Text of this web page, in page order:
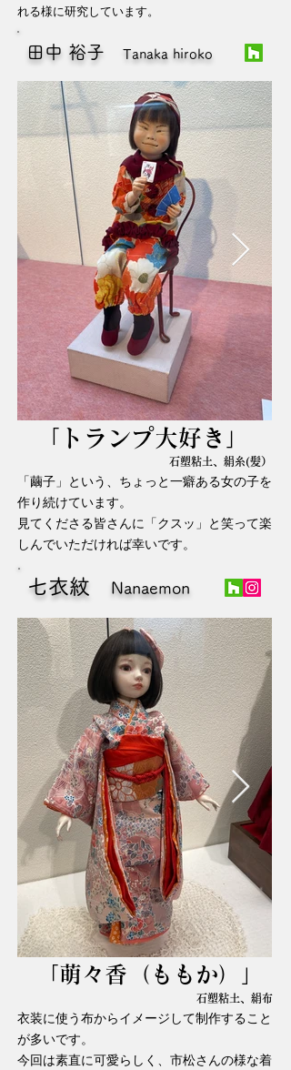
れる様に研究しています。
田中 裕子 Tanaka hiroko
「トランプ大好き」
石塑粘土、絹糸(髪）
「繭子」という、ちょっと一癖ある女の子を
作り続けています。
見てくださる皆さんに「クスッ」と笑って楽
しんでいただければ幸いです。
七衣紋 Nanaemon
「萌々香（ももか）」
石塑粘土、絹布
衣装に使う布からイメージして制作すること
が多いです。
今回は素直に可愛らしく、市松さんの様な着